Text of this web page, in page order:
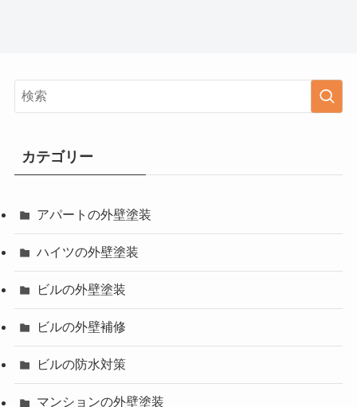
カテゴリー
アパートの外壁塗装
ハイツの外壁塗装
ビルの外壁塗装
ビルの外壁補修
ビルの防水対策
マンションの外壁塗装